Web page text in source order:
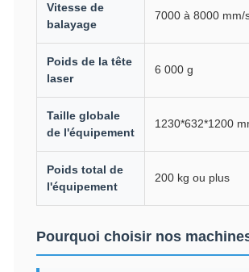
Vitesse de
balayage
7000 à 8000 mm/
Poids de la tête
laser
6 000 g
Taille globale
de l'équipement
1230*632*1200
Poids total de
l'équipement
200 kg ou plus
Pourquoi choisir nos